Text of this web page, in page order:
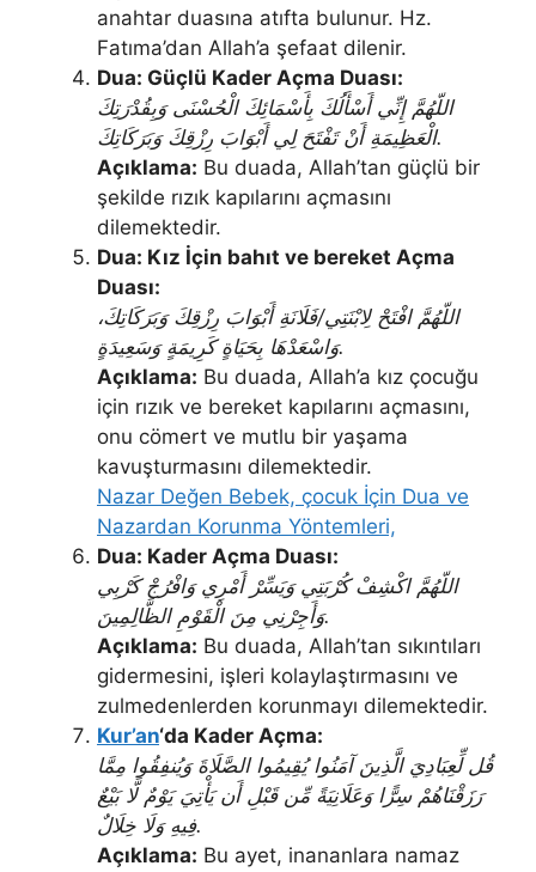
anahtar duasına atıfta bulunur. Hz.
Fatıma’dan Allah’a şefaat dilenir.
Dua: Güçlü Kader Açma Duası:
اللّهُمَّ إِنِّي أَسْأَلُكَ بِأَسْمَائِكَ الْحُسْنَى وَبِقُدْرَتِكَ
الْعَظِيمَةِ أَنْ تَفْتَحَ لِي أَبْوَابَ رِزْقِكَ وَبَرَكَاتِكَ.
Açıklama: Bu duada, Allah’tan güçlü bir
şekilde rızık kapılarını açmasını
dilemektedir.
Dua: Kız İçin bahıt ve bereket Açma
Duası:
اللّهُمَّ افْتَحْ لِابْنَتِي/فَلَانَةِ أَبْوَابَ رِزْقِكَ وَبَرَكَاتِكَ،
وَاسْعَدْهَا بِحَيَاةٍ كَرِيمَةٍ وَسَعِيدَةٍ.
Açıklama: Bu duada, Allah’a kız çocuğu
için rızık ve bereket kapılarını açmasını,
onu cömert ve mutlu bir yaşama
kavuşturmasını dilemektedir.
Nazar Değen Bebek, çocuk İçin Dua ve
Nazardan Korunma Yöntemleri,
Dua: Kader Açma Duası:
اللّهُمَّ اكْشِفْ كُرْبَتِي وَيَسِّرْ أَمْرِي وَافْرُجْ كَرْبِي
وَأَجِرْنِي مِنَ الْقَوْمِ الظَّالِمِينَ.
Açıklama: Bu duada, Allah’tan sıkıntıları
gidermesini, işleri kolaylaştırmasını ve
zulmedenlerden korunmayı dilemektedir.
Kur’an‘da Kader Açma:
قُل لِّعِبَادِيَ الَّذِينَ آمَنُوا يُقِيمُوا الصَّلَاةَ وَيُنفِقُوا مِمَّا
رَزَقْنَاهُمْ سِرًّا وَعَلَانِيَةً مِّن قَبْلِ أَن يَأْتِيَ يَوْمٌ لَّا بَيْعٌ
فِيهِ وَلَا خِلَالٌ.
Açıklama: Bu ayet, inananlara namaz